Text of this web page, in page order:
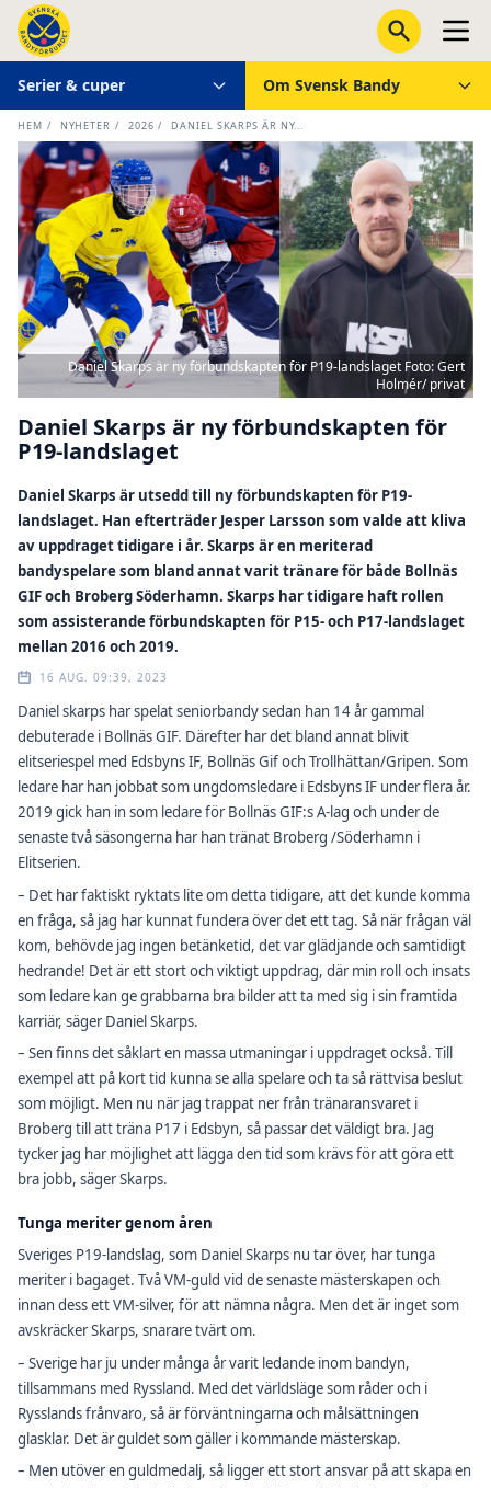
Serier & cuper Om Svensk Bandy
HEM / NYHETER / 2026 / DANIEL SKARPS ÄR NY...
Daniel Skarps är ny förbundskapten för P19-landslaget Foto: Gert
Holmér/ privat
Daniel Skarps är ny förbundskapten för
P19-landslaget
Daniel Skarps är utsedd till ny förbundskapten för P19-
landslaget. Han efterträder Jesper Larsson som valde att kliva
av uppdraget tidigare i år. Skarps är en meriterad
bandyspelare som bland annat varit tränare för både Bollnäs
GIF och Broberg Söderhamn. Skarps har tidigare haft rollen
som assisterande förbundskapten för P15- och P17-landslaget
mellan 2016 och 2019.
16 AUG. 09:39, 2023
Daniel skarps har spelat seniorbandy sedan han 14 år gammal
debuterade i Bollnäs GIF. Därefter har det bland annat blivit
elitseriespel med Edsbyns IF, Bollnäs Gif och Trollhättan/Gripen. Som
ledare har han jobbat som ungdomsledare i Edsbyns IF under flera år.
2019 gick han in som ledare för Bollnäs GIF:s A-lag och under de
senaste två säsongerna har han tränat Broberg /Söderhamn i
Elitserien.
– Det har faktiskt ryktats lite om detta tidigare, att det kunde komma
en fråga, så jag har kunnat fundera över det ett tag. Så när frågan väl
kom, behövde jag ingen betänketid, det var glädjande och samtidigt
hedrande! Det är ett stort och viktigt uppdrag, där min roll och insats
som ledare kan ge grabbarna bra bilder att ta med sig i sin framtida
karriär, säger Daniel Skarps.
– Sen finns det såklart en massa utmaningar i uppdraget också. Till
exempel att på kort tid kunna se alla spelare och ta så rättvisa beslut
som möjligt. Men nu när jag trappat ner från tränaransvaret i
Broberg till att träna P17 i Edsbyn, så passar det väldigt bra. Jag
tycker jag har möjlighet att lägga den tid som krävs för att göra ett
bra jobb, säger Skarps.
Tunga meriter genom åren
Sveriges P19-landslag, som Daniel Skarps nu tar över, har tunga
meriter i bagaget. Två VM-guld vid de senaste mästerskapen och
innan dess ett VM-silver, för att nämna några. Men det är inget som
avskräcker Skarps, snarare tvärt om.
– Sverige har ju under många år varit ledande inom bandyn,
tillsammans med Ryssland. Med det världsläge som råder och i
Rysslands frånvaro, så är förväntningarna och målsättningen
glasklar. Det är guldet som gäller i kommande mästerskap.
– Men utöver en guldmedalj, så ligger ett stort ansvar på att skapa en